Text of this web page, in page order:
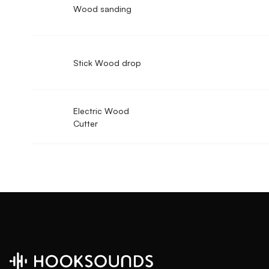
Wood sanding
Stick Wood drop
Electric Wood
Cutter